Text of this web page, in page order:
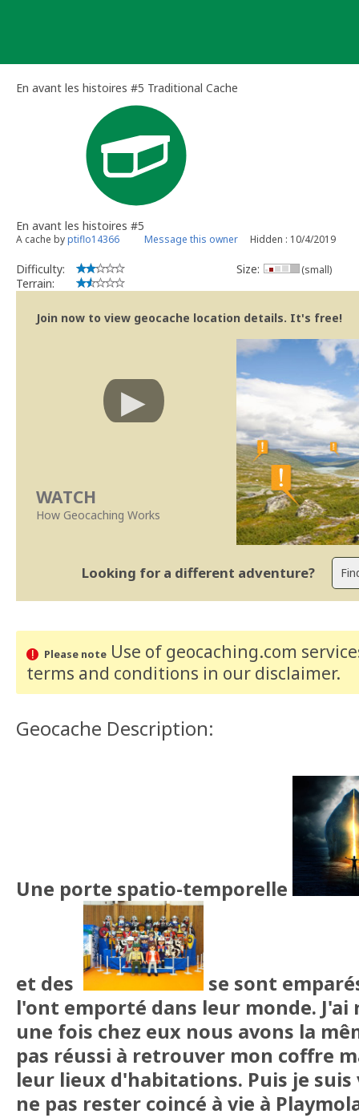
En avant les histoires #5 Traditional Cache
En avant les histoires #5
A cache byptiflo14366 Message this owner Hidden : 10/4/2019
Difficulty:
Terrain:
Size: (small)
Join now to view geocache location details. It's free!
WATCH
How Geocaching Works
Looking for a different adventure?
Please noteUse of geocaching.com
terms and conditions in our disclaimer.
Geocache Description:
Une porte spatio-temporelle
et des
se sont
l'ont emporté dans leur monde. J'ai
une fois chez eux nous avons la
pas réussi à retrouver mon coffre
leur lieux d'habitations. Puis je
ne pas rester coincé à vie à